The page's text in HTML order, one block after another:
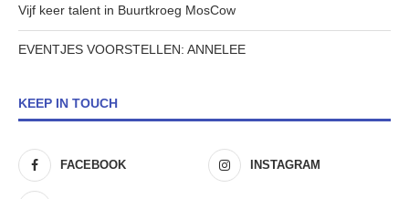
Vijf keer talent in Buurtkroeg MosCow
EVENTJES VOORSTELLEN: ANNELEE
KEEP IN TOUCH
FACEBOOK INSTAGRAM